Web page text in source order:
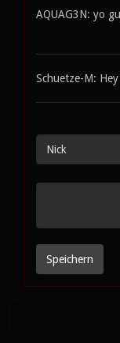
AQUAG3N: yo
Schuetze-M: